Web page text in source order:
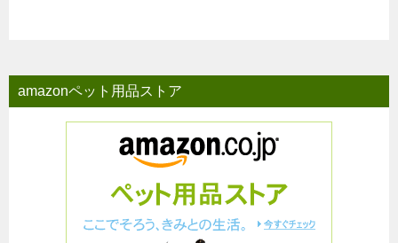
amazonペット用品ストア